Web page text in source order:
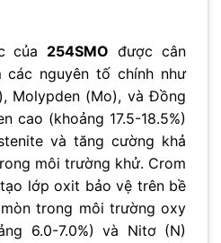
của 254SMO được cân
nguyên tố chính như
Molypden (Mo), và Đồng
cao (khoảng 17.5-18.5%)
và tăng cường khả
môi trường khử. Crom
lớp oxit bảo vệ trên bề
trong môi trường oxy
6.0-7.0%) và Nitơ (N)